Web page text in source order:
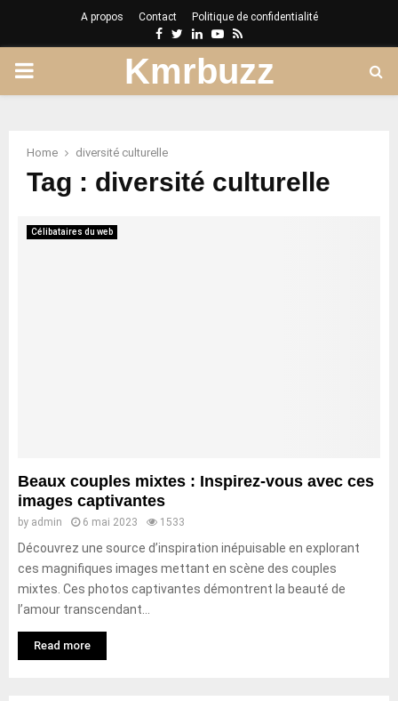
A propos Contact Politique de confidentialité
Facebook
Twitter
LinkedinYoutube
Rss
PRIMARY
Kmrbuzz
Home diversité culturelle
Tag : diversité culturelle
Célibataires du web
Beaux couples mixtes : Inspirez-vous avec ces
images captivantes
by admin 6 mai 2023 1533
Découvrez une source d’inspiration inépuisable en explorant
ces magnifiques images mettant en scène des couples
mixtes. Ces photos captivantes démontrent la beauté de
l’amour transcendant...
Read more